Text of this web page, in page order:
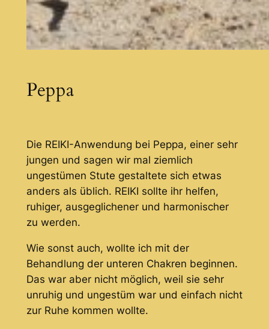
Peppa
Die REIKI-Anwendung bei Peppa, einer sehr
jungen und sagen wir mal ziemlich
ungestümen Stute gestaltete sich etwas
anders als üblich. REIKI sollte ihr helfen,
ruhiger, ausgeglichener und harmonischer
zu werden.
Wie sonst auch, wollte ich mit der
Behandlung der unteren Chakren beginnen.
Das war aber nicht möglich, weil sie sehr
unruhig und ungestüm war und einfach nicht
zur Ruhe kommen wollte.